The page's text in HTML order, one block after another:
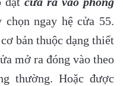
chọn ngay hệ cửa 55.
bản thuộc dạng thiết
mở ra đóng vào theo
thường. Hoặc được